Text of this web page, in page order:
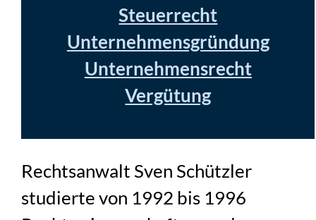
Steuerrecht
Unternehmensgründung
Unternehmensrecht
Vergütung
Rechtsanwalt Sven Schützler
studierte von 1992 bis 1996